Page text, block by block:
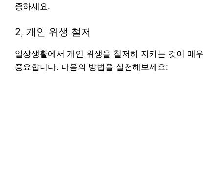
종하세요.
2, 개인 위생 철저
일상생활에서 개인 위생을 철저히 지키는 것이 매우
중요합니다. 다음의 방법을 실천해보세요: